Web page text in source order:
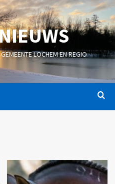
LOCHEM EN REGIO